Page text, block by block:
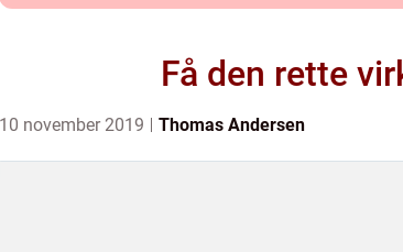
Få den rette
10 november 2019 Thomas Andersen